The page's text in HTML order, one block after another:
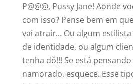
P@@@, Pussy Jane! Aonde
com isso? Pense bem em
vai atrair… Ou algum estilista
de identidade, ou algum
tenha dó!!! Se está
namorado, esquece. Esse